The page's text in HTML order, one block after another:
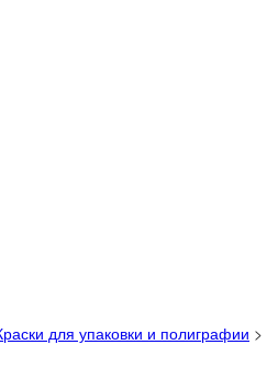
для упаковки и полиграфии >